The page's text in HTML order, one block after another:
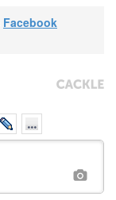
Facebook